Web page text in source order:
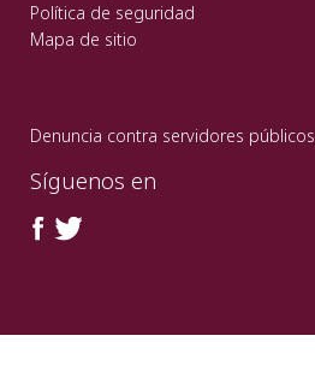
Política de seguridad
Mapa de sitio
Denuncia contra servidores públicos
Síguenos en